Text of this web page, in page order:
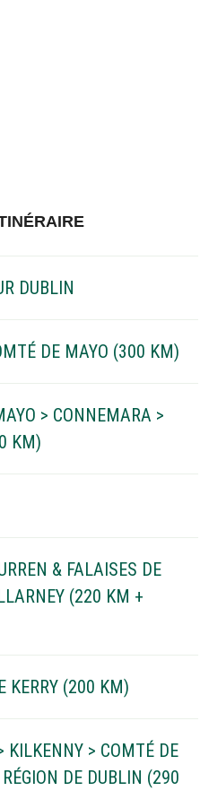
DUBLIN
DE MAYO (300 KM)
> CONNEMARA >
KM)
& FALAISES DE
(220 KM +
KERRY (200 KM)
KILKENNY > COMTÉ DE
DE DUBLIN (290